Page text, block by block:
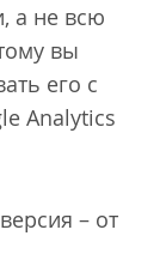
а не всю
вы
его с
Analytics
– от